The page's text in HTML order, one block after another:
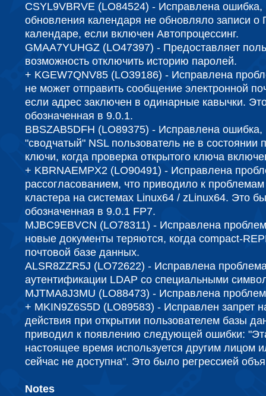
CSYL9VBRVE (LO84524) - Исправлена ​​ошибка,
обновления календаря не обновляло записи о
календаре, если включен Автопроцессинг.
GMAA7YUHGZ (LO47397) - Предоставляет
возможность отключить историю паролей.
+ KGEW7QNV85 (LO39186) - Исправлена
не может отправить сообщение электронной
если адрес заключен в одинарные кавычки.
обозначенная в 9.0.1.
BBSZAB5DFH (LO89375) - Исправлена ​​ошибка,
"сводчатый" NSL пользователь не в состоянии
ключи, когда проверка открытого ключа
+ KBRNAEMPX2 (LO90491) - Исправлена
рассогласованием, что приводило к
кластера на системах Linux64 / zLinux64. Это
обозначенная в 9.0.1 FP7.
MJBC9EBVCN (LO78311) - Исправлена
новые документы теряются, когда compact-
почтовой базе данных.
ALSR8ZZR5J (LO72622) - Исправлена
аутентификации LDAP со специальными
MJTMA8J3MU (LO88473) - Исправлена
+ MKIN9Z6S5D (LO89583) - Исправлен запрет
действия при открытии пользователем базы
приводил к появлению следующей ошибки: "
настоящее время используется другим лицом
сейчас не доступна". Это было регрессией
Notes